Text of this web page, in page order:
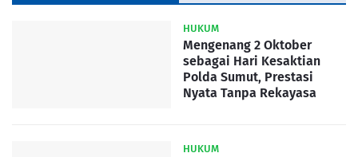
HUKUM
Mengenang 2 Oktober
sebagai Hari Kesaktian
Polda Sumut, Prestasi
Nyata Tanpa Rekayasa
HUKUM